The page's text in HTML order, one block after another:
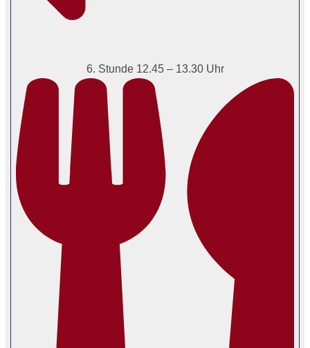
6. Stunde 12.45 – 13.30 Uhr